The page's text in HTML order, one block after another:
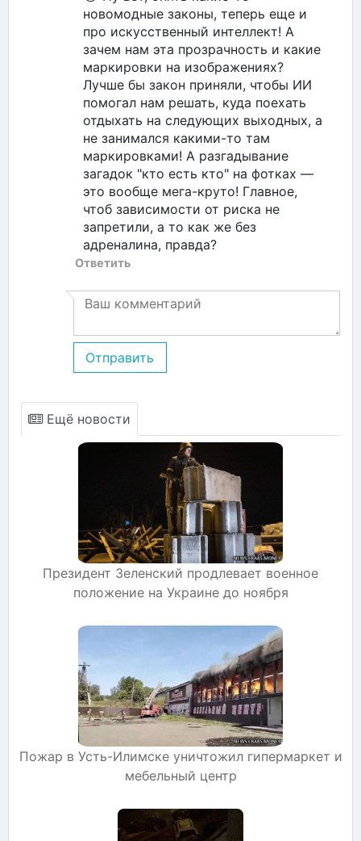
новомодные законы, теперь еще и
про искусственный интеллект! А
зачем нам эта прозрачность и какие
маркировки на изображениях?
Лучше бы закон приняли, чтобы ИИ
помогал нам решать, куда поехать
отдыхать на следующих выходных, а
не занимался какими-то там
маркировками! А разгадывание
загадок "кто есть кто" на фотках —
это вообще мега-круто! Главное,
чтоб зависимости от риска не
запретили, а то как же без
адреналина, правда?
Ответить
Отправить
Ещё новости
Президент Зеленский продлевает военное
положение на Украине до ноября
Пожар в Усть-Илимске уничтожил гипермаркет и
мебельный центр